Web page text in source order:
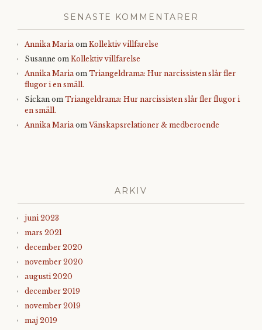
SENASTE KOMMENTARER
Annika Mariaom Kollektiv villfarelse
Susanne om Kollektiv villfarelse
Annika Mariaom Triangeldrama: Hur narcissisten slår fler
flugor i en smäll.
Sickan om Triangeldrama: Hur narcissisten slår fler flugor i
en smäll.
Annika MariaomVänskapsrelationer & medberoende
ARKIV
juni 2023
mars 2021
december 2020
november 2020
augusti 2020
december 2019
november 2019
maj 2019